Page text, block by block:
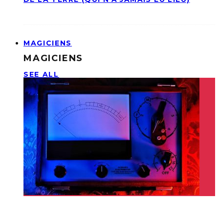
MAGICIENS
MAGICIENS
SEE ALL